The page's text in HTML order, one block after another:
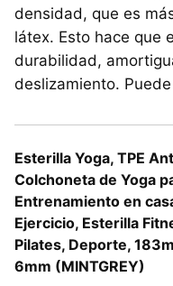
densidad, que es
látex. Esto hace que
durabilidad,
deslizamiento.
Esterilla Yoga, TPE
Colchoneta de Yoga
Entrenamiento en
Ejercicio, Esterilla
Pilates, Deporte,
6mm (MINTGREY)